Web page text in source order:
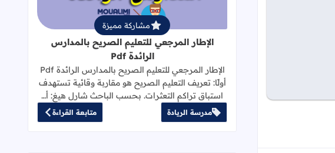
مشاركة مميزة
الإطار المرجعي للتعليم الصريح بالمدارس
الرائدة Pdf
الإطار المرجعي للتعليم الصريح بالمدارس الرائدة Pdf
أولًا: تعريف التعليم الصريح هو مقاربة وقائية تستهدف
استباق تراكم التعثرات. بحسب الباحث شارل هيغ: أ…
مدرسة الريادة متابعة القراءة